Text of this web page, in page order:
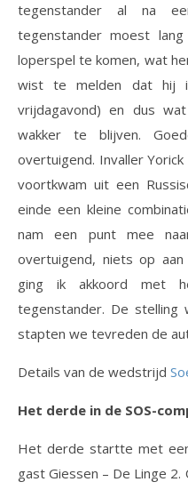
tegenstander al na
tegenstander moest
loperspel te komen, wat
wist te melden dat hij
vrijdagavond) en dus
wakker te blijven.
overtuigend. Invaller
voortkwam uit een
einde een kleine
nam een punt mee
overtuigend, niets op
ging ik akkoord met
tegenstander. De
stapten we tevreden de
Details van de wedstrijd
Het derde in de SOS-
Het derde startte met
gast Giessen – De Linge